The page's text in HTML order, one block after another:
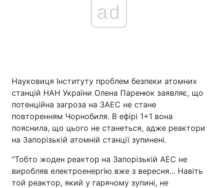
ad
Науковиця Інституту проблем безпеки атомних
станцій НАН України Олена Паренюк заявляє, що
потенційна загроза на ЗАЕС не стане
повторенням Чорнобиля. В ефірі 1+1 вона
пояснила, що цього не станеться, адже реактори
на Запорізькій атомній станції зупинені.
"Тобто жоден реактор на Запорізькій АЕС не
виробляв електроенергію вже з вересня... Навіть
той реактор, який у гарячому зупині, не